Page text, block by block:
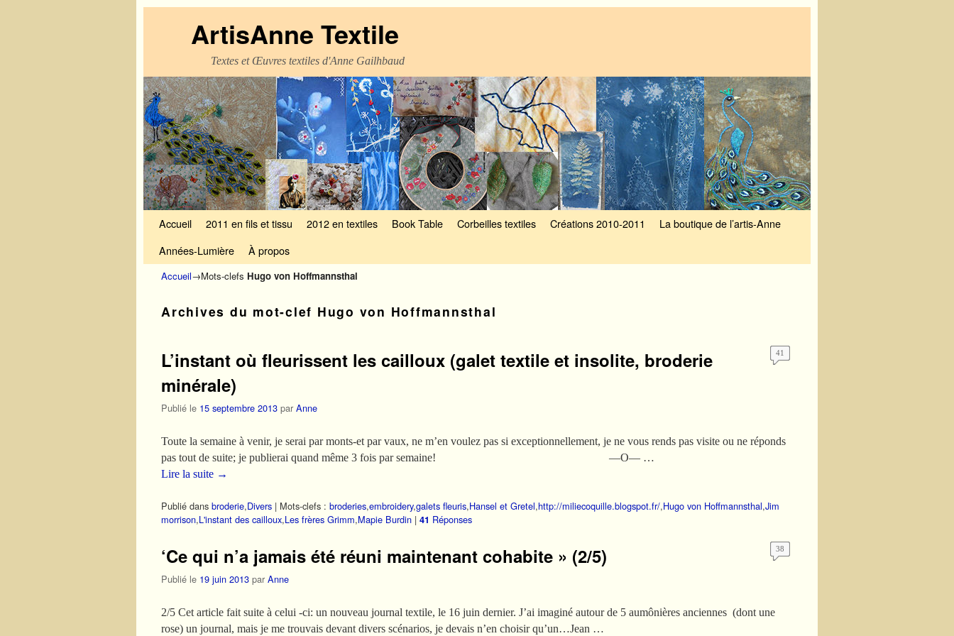
ArtisAnne Textile
Textes et Œuvres textiles d'Anne Gailhbaud
Accueil 2011 en fils et tissu 2012 en textiles Book Table Corbeilles textiles Créations 2010-2011
La boutique de l’artis-Anne
Années-Lumière
À propos
Accueil→Mots-clefs Hugo von Hoffmannsthal
Archives du mot-clef Hugo von Hoffmannsthal
L’instant où fleurissent les cailloux (galet textile et insolite, broderie
minérale)
Publié le 15 septembre 2013 par Anne
41
Toute la semaine à venir, je serai par monts-et par vaux, ne m’en voulez pas si exceptionnellement, je ne vous rends pas visite ou ne réponds
pas tout de suite; je publierai quand même 3 fois par semaine! —O— …
Lire la suite →
Publié dans broderie,Divers | Mots-clefs : broderies,embroidery,galets fleuris,Hansel et Gretel,http://miliecoquille.blogspot.fr/,Hugo von Hoffmannsthal,Jim
morrison,L'instant des cailloux,Les frères Grimm,Mapie Burdin | 41 Réponses
‘Ce qui n’a jamais été réuni maintenant cohabite » (2/5)
Publié le 19 juin 2013 par Anne
38
2/5 Cet article fait suite à celui -ci: un nouveau journal textile, le 16 juin dernier. J’ai imaginé autour de 5 aumônières anciennes (dont une
rose) un journal, mais je me trouvais devant divers scénarios, je devais n’en choisir qu’un…Jean …